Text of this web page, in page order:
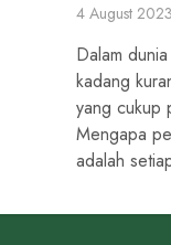
4 August 2023
Dalam
kadang
yang cukup
Mengapa
adalah